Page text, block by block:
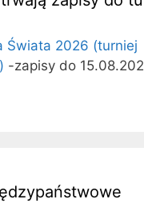
Świata 2026 (turniej
-zapisy do